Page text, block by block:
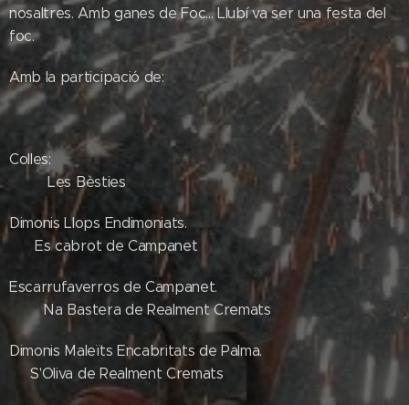
nosaltres. Amb ganes de Foc... Llubí va ser una festa del
foc.
Amb la participació de:
Colles:
Les Bèsties
Dimonis Llops Endimoniats.
Es cabrot de Campanet
Escarrufaverros de Campanet.
Na Bastera de Realment Cremats
Dimonis Maleïts Encabritats de Palma.
S'Oliva de Realment Cremats